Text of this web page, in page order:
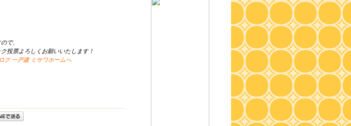
で、
投票よろしくお願いいたします！